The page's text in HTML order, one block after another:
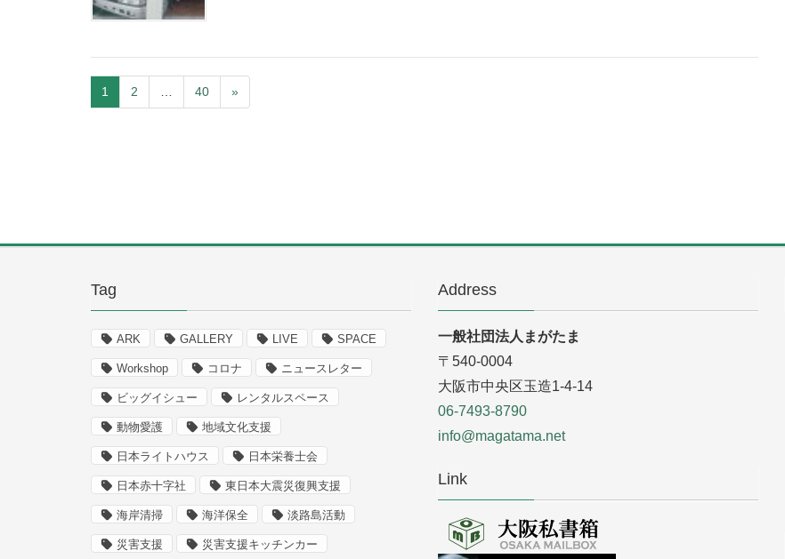
1 2 40 »
Tag
ARK GALLERY LIVE SPACE
Workshop コロナ ニュースレター
ビッグイシュー レンタルスペース
動物愛護 地域文化支援
日本ライトハウス 日本栄養士会
日本赤十字社 東日本大震災復興支援
海岸清掃 海洋保全 淡路島活動
災害支援 災害支援キッチンカー
Address
一般社団法人まがたま
〒540-0004
大阪市中央区玉造1-4-14
06-7493-8790
info@magatama.net
Link